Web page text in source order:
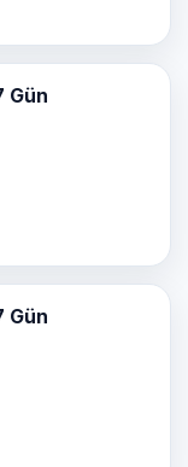
Gün
Gün